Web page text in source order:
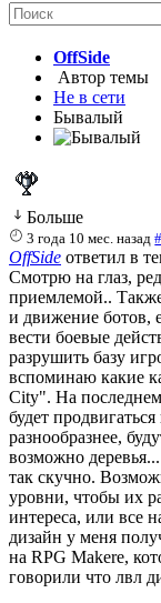
OffSide
Автор темы
Не в сети
Бывалый
Больше
3 года 10 мес. назад
OffSide ответил в
Смотрю на глаз,
приемлемой..
и движение ботов,
вести боевые
разрушить базу
вспоминаю какие
City". На
будет
разнообразнее,
возможно
так скучно.
уровни, чтобы их
интереса, или все
дизайн у меня
на RPG Makere,
говорили что лвл